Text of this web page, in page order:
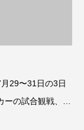
29〜31日の3日
の試合観戦、女